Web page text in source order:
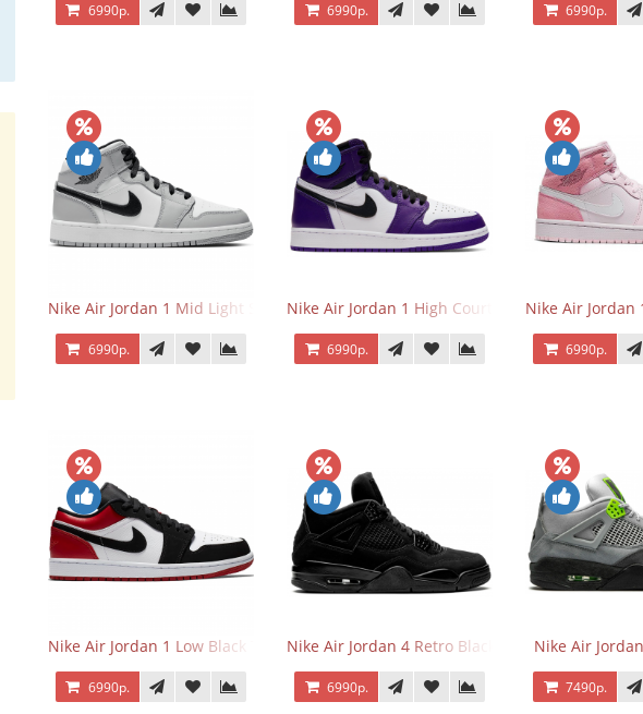
6990р. 6990р. 6990р.
Nike Air Jordan 1 Mid Light Smoke Grey
6990р.
Nike Air Jordan 1 High Court Purple 2.0
6990р.
Nike Air
6990р.
Nike Air Jordan 1 Low Black Toe
6990р.
Nike Air Jordan 4 Retro Black Cat
6990р.
Nike Air
7490р.